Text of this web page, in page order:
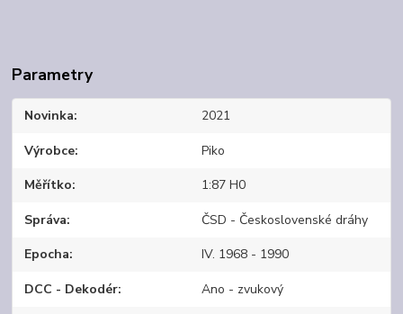
Parametry
Novinka 2021
Výrobce Piko
Měřítko 1:87 H0
Správa ČSD - Československé dráhy
Epocha IV. 1968 - 1990
DCC - Dekodér Ano - zvukový